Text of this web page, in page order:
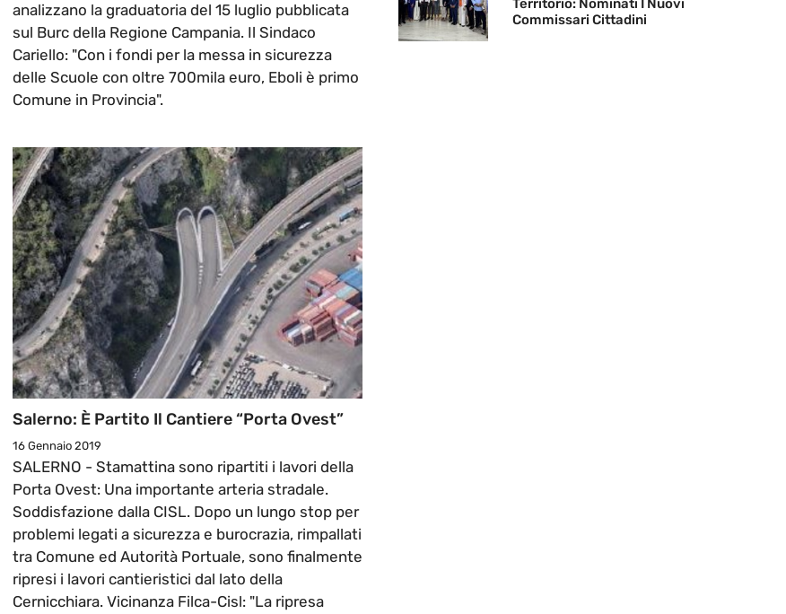
analizzano la graduatoria del 15 luglio pubblicata
sul Burc della Regione Campania. Il Sindaco
Cariello: "Con i fondi per la messa in sicurezza
delle Scuole con oltre 700mila euro, Eboli è primo
Comune in Provincia".
Salerno: È Partito Il Cantiere “Porta Ovest”
16 Gennaio 2019
SALERNO - Stamattina sono ripartiti i lavori della
Porta Ovest: Una importante arteria stradale.
Soddisfazione dalla CISL. Dopo un lungo stop per
problemi legati a sicurezza e burocrazia, rimpallati
tra Comune ed Autorità Portuale, sono finalmente
ripresi i lavori cantieristici dal lato della
Cernicchiara. Vicinanza Filca-Cisl: "La ripresa
Territorio: Nominati I Nuovi
Commissari Cittadini